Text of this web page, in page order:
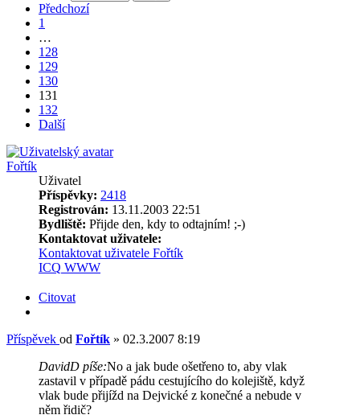
Předchozí
1
…
128
129
130
131
132
Další
Fořtík
Uživatel
Příspěvky: 2418
Registrován: 13.11.2003 22:51
Bydliště: Přijde den, kdy to odtajním! ;-)
Kontaktovat uživatele:
Kontaktovat uživatele Fořtík
ICQ WWW
Citovat
Příspěvek od Fořtík » 02.3.2007 8:19
DavidD píše:No a jak bude ošetřeno to, aby vlak
zastavil v případě pádu cestujícího do kolejiště, když
vlak bude přijížd na Dejvické z konečné a nebude v
něm řidič?